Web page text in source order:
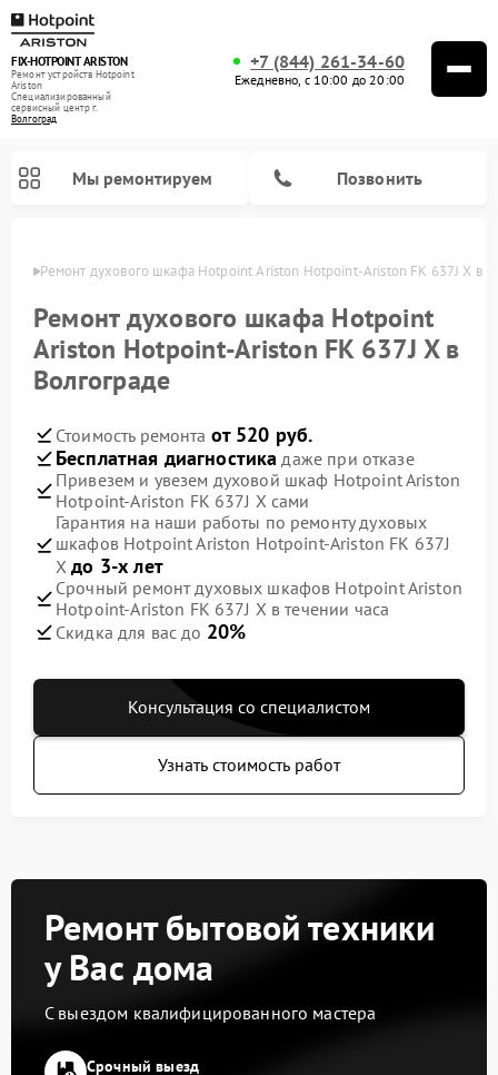
FIX-HOTPOINT ARISTON
Ремонт устройств Hotpoint
Ariston
Специализированный
cервисный центр г.
Волгоград
+7 (844) 261-34-60
Ежедневно, с 10:00 до 20:00
Мы ремонтируем Позвонить
Ремонт духового шкафа Hotpoint Ariston Hotpoint-Ariston FK 637J X в
Ремонт духового шкафа Hotpoint
Ariston Hotpoint-Ariston FK 637J X в
Волгограде
Стоимость ремонта от 520 руб.
Бесплатная диагностика даже при отказе
Привезем и увезем духовой шкаф Hotpoint Ariston
Hotpoint-Ariston FK 637J X сами
Гарантия на наши работы по ремонту духовых
шкафов Hotpoint Ariston Hotpoint-Ariston FK 637J
Xдо 3-х лет
Срочный ремонт духовых шкафов Hotpoint Ariston
Hotpoint-Ariston FK 637J X в течении часа
Скидка для вас до 20%
Консультация со специалистом
Узнать стоимость работ
Ремонт бытовой техники
у Вас дома
С выездом квалифицированного мастера
Срочный выезд